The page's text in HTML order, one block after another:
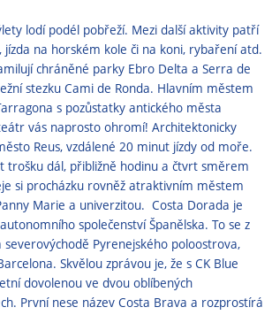
lodí podél pobřeží. Mezi dal­ší aktivity patří
jízda na horském kole či na koni, rybaření atd.
chráněné parky Ebro Delta a Serra de
stezku Cami de Ronda. Hlavním městem
s pozůstatky antického města
vás naprosto ohromí! Architektonicky
Reus, vzdálené 20 minut jízdy od moře.
trošku dál, přibližně hodi­nu a čtvrt směrem
si procházku rovněž atrak­tivním městem
Marie a univerzitou. Costa Dorada je
společenství Španělska. To se z
severo­východě Pyrenejského poloostrova,
Skvělou zprávou je, že s CK Blue
dovolenou ve dvou oblí­bených
První nese název Costa Brava a rozprostí­rá